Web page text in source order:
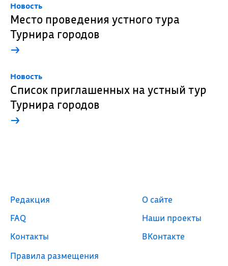
Новость
Место проведения устного тура
Турнира городов
→
Новость
Список приглашенных на устный тур
Турнира городов
→
Редакция
FAQ
Контакты
Правила размещения
О сайте
Наши проекты
ВКонтакте